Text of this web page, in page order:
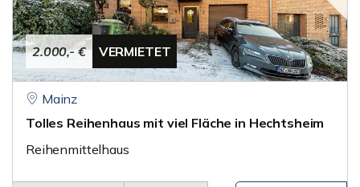
2.000,- € VERMIETET
Mainz
Tolles Reihenhaus mit viel Fläche in Hechtsheim
Reihenmittelhaus